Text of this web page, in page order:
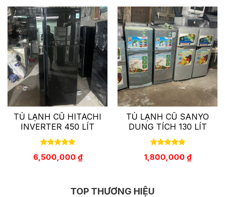
TỦ LẠNH CŨ HITACHI
INVERTER 450 LÍT
6,500,000 ₫
TỦ LẠNH CŨ SANYO
DUNG TÍCH 130 LÍT
1,800,000 ₫
TOP THƯƠNG HIỆU